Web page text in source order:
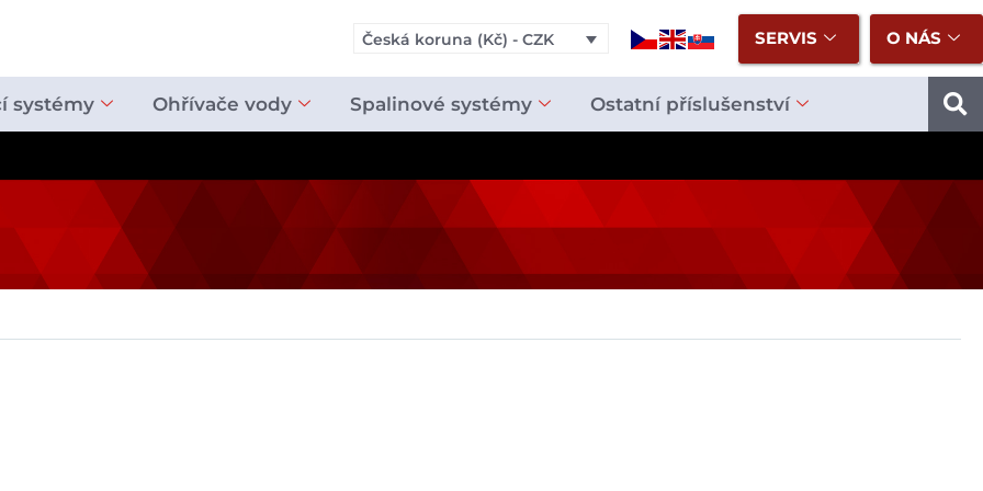
Česká koruna (Kč) - CZK SERVIS O NÁS
systémy Ohřívače vody Spalinové systémy Ostatní příslušenství